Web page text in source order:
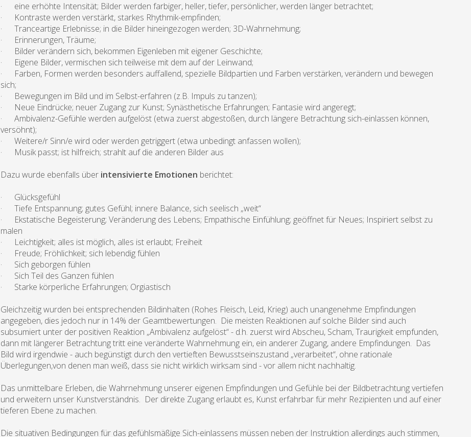
· eine erhöhte Intensität; Bilder werden farbiger, heller, tiefer, persönlicher, werden länger betrachtet;
· Kontraste werden verstärkt, starkes Rhythmik-empfinden;
· Tranceartige Erlebnisse; in die Bilder hineingezogen werden; 3D-Wahrnehmung;
· Erinnerungen, Träume;
· Bilder verändern sich, bekommen Eigenleben mit eigener Geschichte;
· Eigene Bilder, vermischen sich teilweise mit dem auf der Leinwand;
· Farben, Formen werden besonders auffallend, spezielle Bildpartien und Farben verstärken, verändern und bewegen
sich;
· Bewegungen im Bild und im Selbst-erfahren (z.B. Impuls zu tanzen);
· Neue Eindrücke; neuer Zugang zur Kunst; Synästhetische Erfahrungen; Fantasie wird angeregt;
· Ambivalenz-Gefühle werden aufgelöst (etwa zuerst abgestoßen, durch längere Betrachtung sich-einlassen können,
versöhnt);
· Weitere/r Sinn/e wird oder werden getriggert (etwa unbedingt anfassen wollen);
· Musik passt; ist hilfreich; strahlt auf die anderen Bilder aus
Dazu wurde ebenfalls über intensivierte Emotionen berichtet:
· Glücksgefühl
· Tiefe Entspannung; gutes Gefühl; innere Balance, sich seelisch „weit“
· Ekstatische Begeisterung; Veränderung des Lebens; Empathische Einfühlung; geöffnet für Neues; Inspiriert selbst zu
malen
· Leichtigkeit; alles ist möglich, alles ist erlaubt; Freiheit
· Freude; Fröhlichkeit; sich lebendig fühlen
· Sich geborgen fühlen
· Sich Teil des Ganzen fühlen
· Starke körperliche Erfahrungen; Orgiastisch
Gleichzeitig wurden bei entsprechenden Bildinhalten (Rohes Fleisch, Leid, Krieg) auch unangenehme Empfindungen
angegeben, dies jedoch nur in 14% der Geamtbewertungen. Die meisten Reaktionen auf solche Bilder sind auch
subsumiert unter der positiven Reaktion „Ambivalenz aufgelöst“ - d.h. zuerst wird Abscheu, Scham, Traurigkeit empfunden,
dann mit längerer Betrachtung tritt eine veränderte Wahrnehmung ein, ein anderer Zugang, andere Empfindungen. Das
Bild wird irgendwie - auch begünstigt durch den vertieften Bewusstseinszustand „verarbeitet“, ohne rationale
Überlegungen,von denen man weiß, dass sie nicht wirklich wirksam sind - vor allem nicht nachhaltig.
Das unmittelbare Erleben, die Wahrnehmung unserer eigenen Empfindungen und Gefühle bei der Bildbetrachtung vertiefen
und erweitern unser Kunstverständnis. Der direkte Zugang erlaubt es, Kunst erfahrbar für mehr Rezipienten und auf einer
tieferen Ebene zu machen.
Die situativen Bedingungen für das gefühlsmäßige Sich-einlassens müssen neben der Instruktion allerdings auch stimmen,